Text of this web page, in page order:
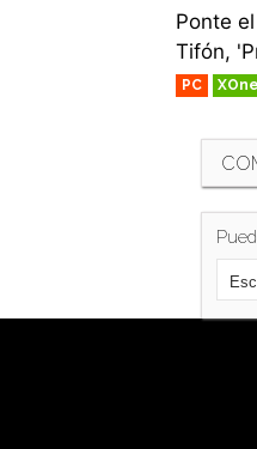
Ponte
Tifón,
PC XOne